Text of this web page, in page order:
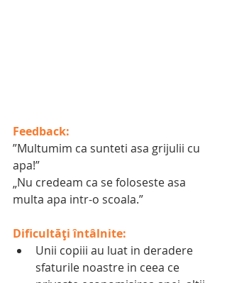
Feedback:
”Multumim ca sunteti asa grijulii cu
apa!”
„Nu credeam ca se foloseste asa
multa apa intr-o scoala.”
Dificultăți întâlnite:
Unii copiii au luat in deradere
sfaturile noastre in ceea ce